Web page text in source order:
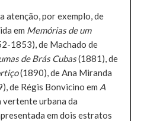
atenção, por exemplo, de
em Memórias de um
1853), de Machado de
de Brás Cubas(1881), de
(1890), de Ana Miranda
de Régis Bonvicino em A
vertente urbana da
em dois estratos